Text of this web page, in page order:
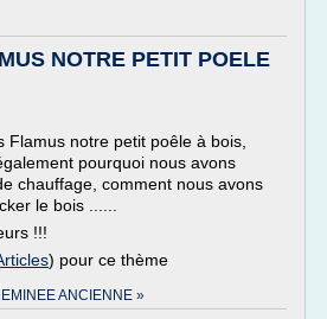
NOTRE PETIT POELE
Flamus notre petit poêle à bois,
pourquoi nous avons
chauffage, comment nous avons
le bois ......
!!!
) pour ce thème
ANCIENNE »